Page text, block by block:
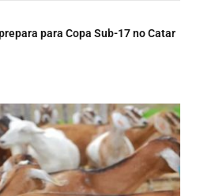
para Copa Sub-17 no Catar